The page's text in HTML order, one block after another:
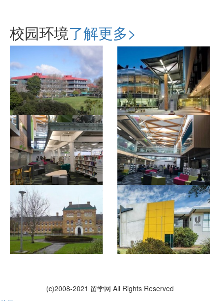
校园环境了解更多>
(c)2008-2021 留学网 All Rights Reserved